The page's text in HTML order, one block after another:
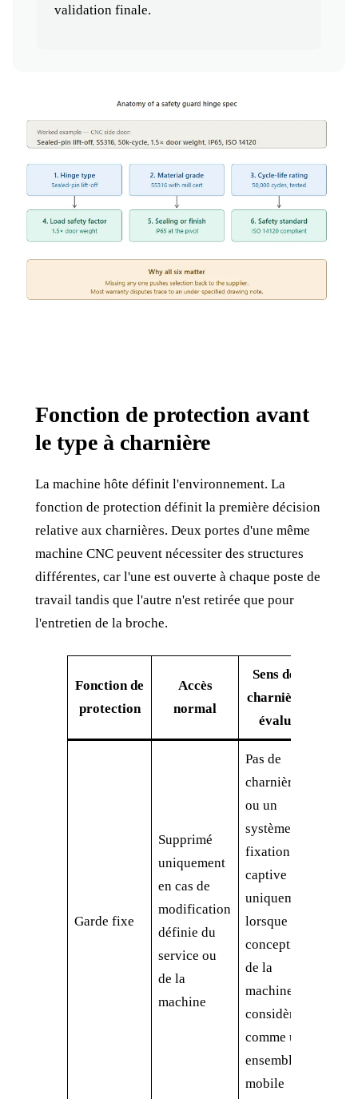
validation finale.
Fonction de protection avant
le type à charnière
La machine hôte définit l'environnement. La
fonction de protection définit la première décision
relative aux charnières. Deux portes d'une même
machine CNC peuvent nécessiter des structures
différentes, car l'une est ouverte à chaque poste de
travail tandis que l'autre n'est retirée que pour
l'entretien de la broche.
Fonction de
protection
Accès
normal
Sens de la
charnière à
évaluer
Garde fixe
Supprimé
uniquement
en cas de
modification
définie du
service ou
de la
machine
Pas de
charnière,
ou un
système de
fixation
captive
uniquement
lorsque la
conception
de la
machine la
considère
comme un
ensemble
mobile